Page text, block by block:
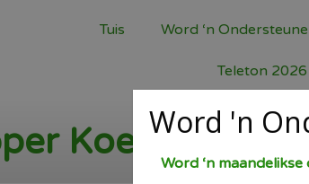
Tuis Word ‘n
Teleton 2026
KoekiesWord 'n
Word ‘n